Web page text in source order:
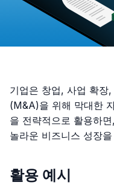
기업은 창업, 사업 확장
(M&A)을 위해 막대한
을 전략적으로 활용하
놀라운 비즈니스 성장
활용 예시